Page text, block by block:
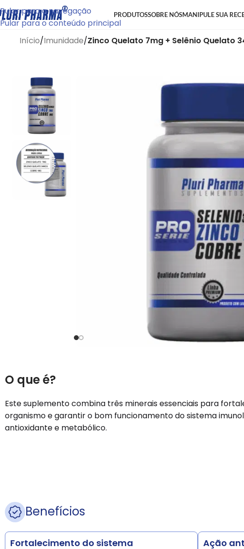
Pular para a navegação
Pular para o conteúdo principal
PRODUTOSSOBRE NÓSMANIPULE SUA
Início/Imunidade/Zinco Quelato 7mg + Selênio Quelato
O que é?
Este suplemento combina três minerais essenciais para
organismo e garantir o bom funcionamento do sistema
antioxidante e metabólico.
Benefícios
Fortalecimento do sistema
Ação